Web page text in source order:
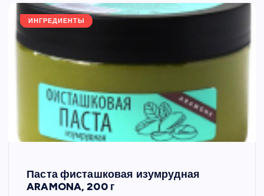
ИНГРЕДИЕНТЫ
Паста фисташковая изумрудная
ARAMONA, 200 г